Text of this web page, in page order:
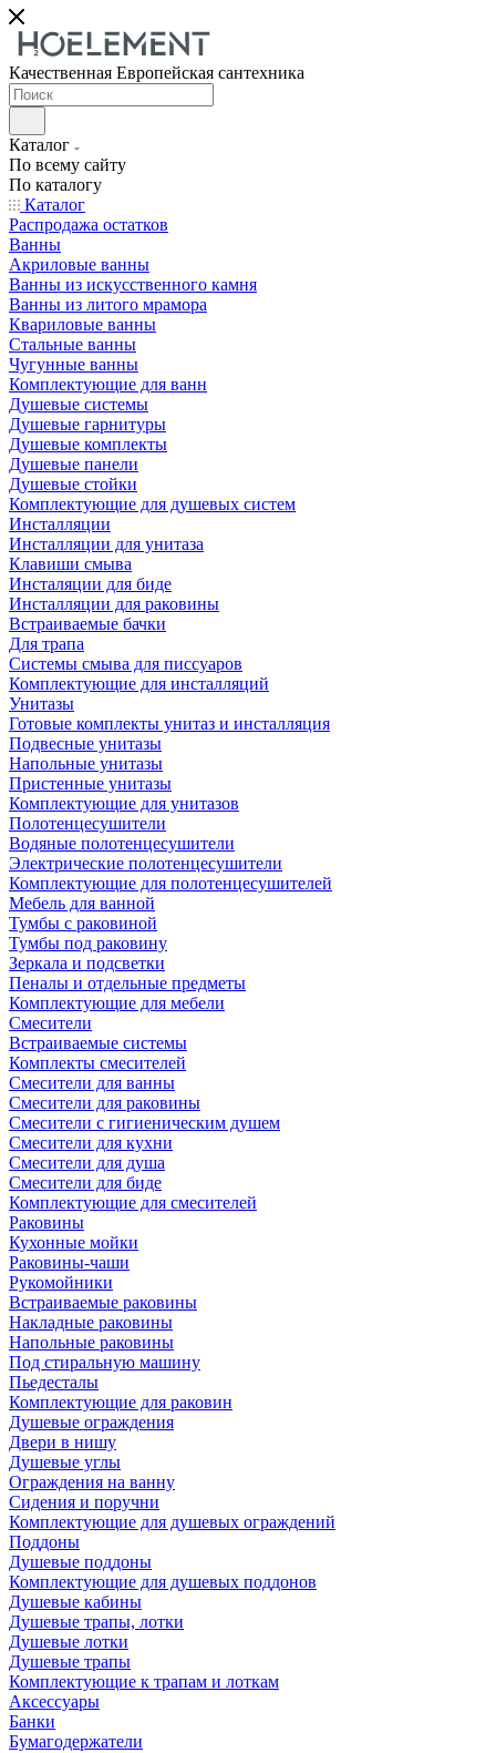
Качественная Европейская сантехника
Каталог
По всему сайту
По каталогу
Каталог
Распродажа остатков
Ванны
Акриловые ванны
Ванны из искусственного камня
Ванны из литого мрамора
Квариловые ванны
Стальные ванны
Чугунные ванны
Комплектующие для ванн
Душевые системы
Душевые гарнитуры
Душевые комплекты
Душевые панели
Душевые стойки
Комплектующие для душевых систем
Инсталляции
Инсталляции для унитаза
Клавиши смыва
Инсталяции для биде
Инсталляции для раковины
Встраиваемые бачки
Для трапа
Системы смыва для писсуаров
Комплектующие для инсталляций
Унитазы
Готовые комплекты унитаз и инсталляция
Подвесные унитазы
Напольные унитазы
Пристенные унитазы
Комплектующие для унитазов
Полотенцесушители
Водяные полотенцесушители
Электрические полотенцесушители
Комплектующие для полотенцесушителей
Мебель для ванной
Тумбы с раковиной
Тумбы под раковину
Зеркала и подсветки
Пеналы и отдельные предметы
Комплектующие для мебели
Смесители
Встраиваемые системы
Комплекты смесителей
Смесители для ванны
Смесители для раковины
Смесители с гигиеническим душем
Смесители для кухни
Смесители для душа
Смесители для биде
Комплектующие для смесителей
Раковины
Кухонные мойки
Раковины-чаши
Рукомойники
Встраиваемые раковины
Накладные раковины
Напольные раковины
Под стиральную машину
Пьедесталы
Комплектующие для раковин
Душевые ограждения
Двери в нишу
Душевые углы
Ограждения на ванну
Сидения и поручни
Комплектующие для душевых ограждений
Поддоны
Душевые поддоны
Комплектующие для душевых поддонов
Душевые кабины
Душевые трапы, лотки
Душевые лотки
Душевые трапы
Комплектующие к трапам и лоткам
Аксессуары
Банки
Бумагодержатели